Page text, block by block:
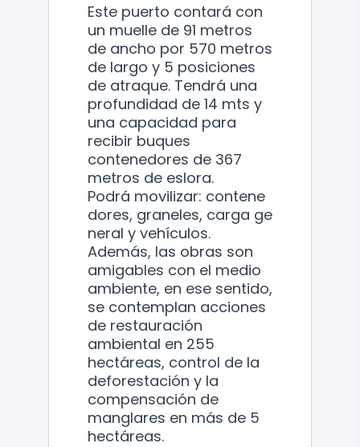
Este puerto contará con
un muelle de 91 metros
de ancho por 570 metros
de largo y 5 posiciones
de atraque. Tendrá una
profundidad de 14 mts y
una capacidad para
recibir buques
contenedores de 367
metros de eslora.
Podrá movilizar: contene
dores, graneles, carga ge
neral y vehículos.
Además, las obras son
amigables con el medio
ambiente, en ese sentido,
se contemplan acciones
de restauración
ambiental en 255
hectáreas, control de la
deforestación y la
compensación de
manglares en más de 5
hectáreas.